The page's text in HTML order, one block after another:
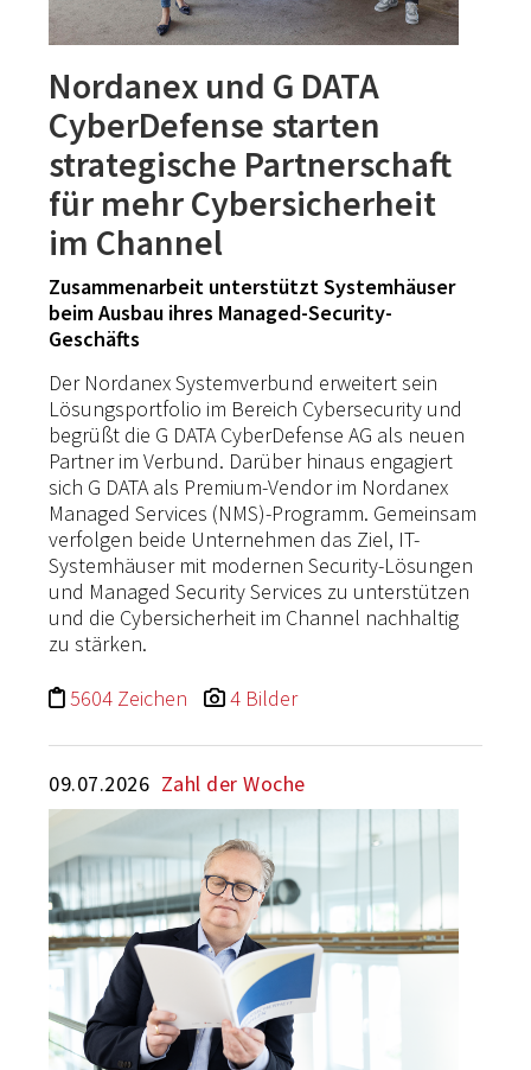
Nordanex und G DATA
CyberDefense starten
strategische Partnerschaft
für mehr Cybersicherheit
im Channel
Zusammenarbeit unterstützt Systemhäuser
beim Ausbau ihres Managed-Security-
Geschäfts
Der Nordanex Systemverbund erweitert sein
Lösungsportfolio im Bereich Cybersecurity und
begrüßt die G DATA CyberDefense AG als neuen
Partner im Verbund. Darüber hinaus engagiert
sich G DATA als Premium-Vendor im Nordanex
Managed Services (NMS)-Programm. Gemeinsam
verfolgen beide Unternehmen das Ziel, IT-
Systemhäuser mit modernen Security-Lösungen
und Managed Security Services zu unterstützen
und die Cybersicherheit im Channel nachhaltig
zu stärken.
5604 Zeichen
4 Bilder
09.07.2026 Zahl der Woche